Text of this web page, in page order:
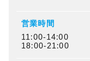
営業時間
11:00-14:00
18:00-21:00